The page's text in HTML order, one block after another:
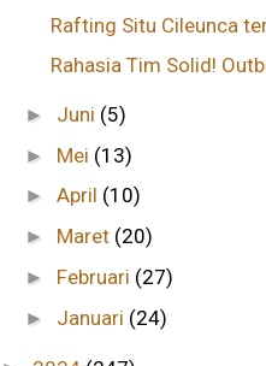
Rafting Situ Cileunca
Rahasia Tim Solid!
► Juni (5)
► Mei (13)
►April (10)
► Maret (20)
► Februari (27)
► Januari (24)